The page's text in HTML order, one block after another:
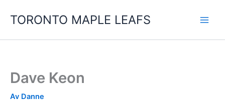
TORONTO MAPLE LEAFS
Dave Keon
Av Danne